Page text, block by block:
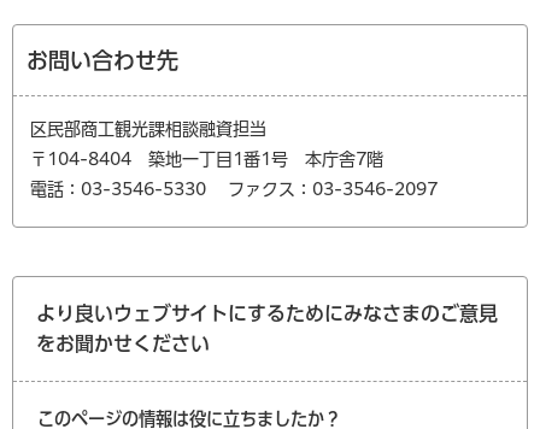
お問い合わせ先
区民部商工観光課相談融資担当
〒104-8404 築地一丁目1番1号 本庁舎7階
電話：03-3546-5330
ファクス：03-3546-2097
より良いウェブサイトにするためにみなさまのご意見
をお聞かせください
このページの情報は役に立ちましたか？